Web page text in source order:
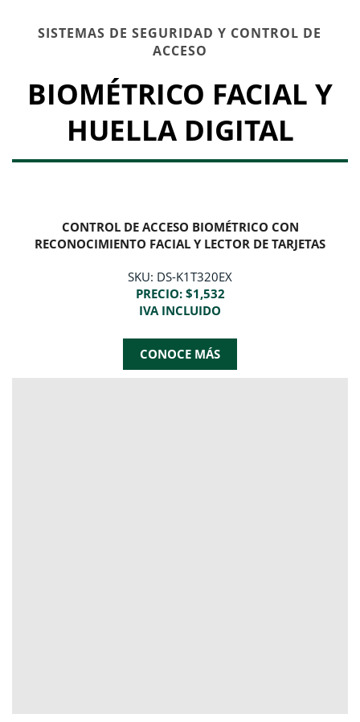
SISTEMAS DE SEGURIDAD Y CONTROL DE
ACCESO
BIOMÉTRICO FACIAL Y
HUELLA DIGITAL
CONTROL DE ACCESO BIOMÉTRICO CON
RECONOCIMIENTO FACIAL Y LECTOR DE TARJETAS
SKU: DS-K1T320EX
PRECIO: $1,532
IVA INCLUIDO
CONOCE MÁS